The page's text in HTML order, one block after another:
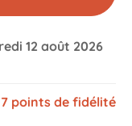
12 août 2026
7points de fidélité